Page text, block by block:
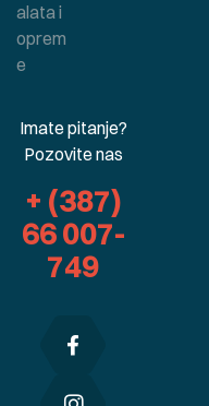
alata i
oprem
e
Imate pitanje?
Pozovite nas
+ (387)
66 007-
749